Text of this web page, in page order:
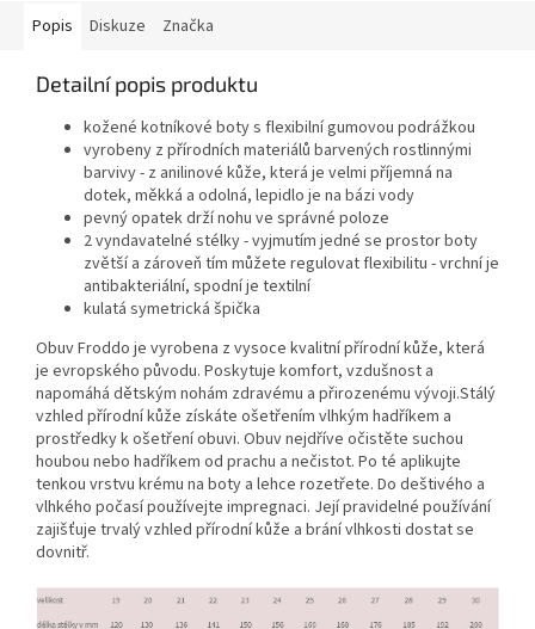
Popis Diskuze Značka
Detailní popis produktu
kožené kotníkové boty s flexibilní gumovou podrážkou
vyrobeny z přírodních materiálů barvených rostlinnými
barvivy - z anilinové kůže, která je velmi příjemná na
dotek, měkká a odolná, lepidlo je na bázi vody
pevný opatek drží nohu ve správné poloze
2 vyndavatelné stélky - vyjmutím jedné se prostor boty
zvětší a zároveň tím můžete regulovat flexibilitu - vrchní je
antibakteriální, spodní je textilní
kulatá symetrická špička
Obuv Froddo je vyrobena z vysoce kvalitní přírodní kůže, která
je evropského původu. Poskytuje komfort, vzdušnost a
napomáhá dětským nohám zdravému a přirozenému vývoji.Stálý
vzhled přírodní kůže získáte ošetřením vlhkým hadříkem a
prostředky k ošetření obuvi. Obuv nejdříve očistěte suchou
houbou nebo hadříkem od prachu a nečistot. Po té aplikujte
tenkou vrstvu krému na boty a lehce rozetřete. Do deštivého a
vlhkého počasí používejte impregnaci. Její pravidelné používání
zajišťuje trvalý vzhled přírodní kůže a brání vlhkosti dostat se
dovnitř.